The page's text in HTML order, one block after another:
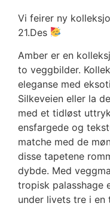
Vi feirer ny
21.Des
Amber er en
to veggbilder.
eleganse med
Silkeveien eller la
med et tidløst
ensfargede og
matche med de
disse tapetene
dybde. Med
tropisk palasshage
under livets tre i en